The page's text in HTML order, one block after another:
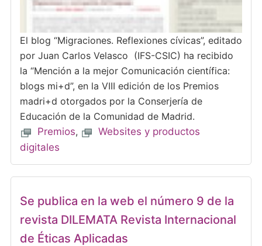
El blog “Migraciones. Reflexiones cívicas”, editado
por Juan Carlos Velasco (IFS-CSIC) ha recibido
la “Mención a la mejor Comunicación científica:
blogs mi+d”, en la VIII edición de los Premios
madri+d otorgados por la Conserjería de
Educación de la Comunidad de Madrid.
Premios,
Websites y productos
digitales
Se publica en la web el número 9 de la
revista DILEMATA Revista Internacional
de Éticas Aplicadas